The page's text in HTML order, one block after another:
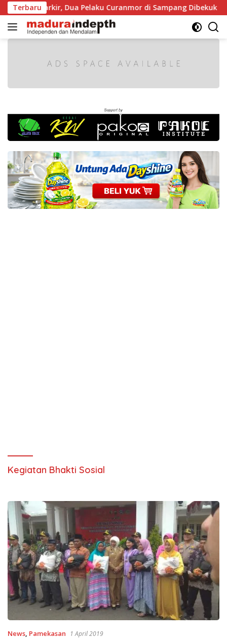
Langsung
ke
konten
Terbaru
Diparkir, Dua Pelaku Curanmor di Sampang Dibekuk Polisi
Kegiatan Bhakti Sosial
News, Pamekasan 1 April 2019